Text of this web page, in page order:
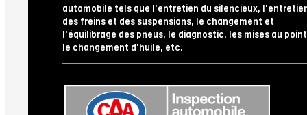
automobile tels que l'entretien du silencieux,
des freins et des suspensions, le changement et
l'équilibrage des pneus, le diagnostic, les mises au
le changement d'huile, etc.